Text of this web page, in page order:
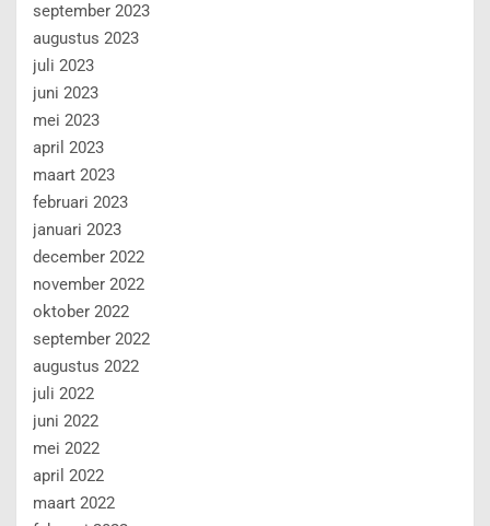
september 2023
augustus 2023
juli 2023
juni 2023
mei 2023
april 2023
maart 2023
februari 2023
januari 2023
december 2022
november 2022
oktober 2022
september 2022
augustus 2022
juli 2022
juni 2022
mei 2022
april 2022
maart 2022